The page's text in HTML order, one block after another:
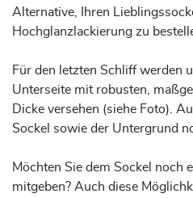
Alternative, Ihren
Hochglanzlackierung zu
Für den letzten Schliff werden
Unterseite mit robusten,
Dicke versehen (siehe Foto).
Sockel sowie der Untergrund
Möchten Sie dem Sockel noch
mitgeben? Auch diese